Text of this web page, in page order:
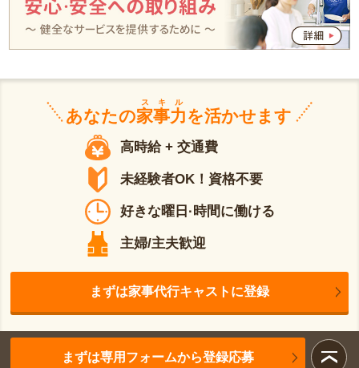
あなたの家事力
スキル
を活かせます
高時給 + 交通費
未経験者OK！資格不要
好きな曜日·時間に働ける
主婦/主夫歓迎
まずは家事代行キャストに登録
まずは専用フォームから登録応募